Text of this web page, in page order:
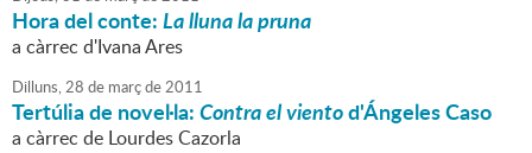
Hora del conte:La lluna la pruna
a càrrec d'Ivana Ares
Dilluns,28 de marçde2011
Tertúlia de novel·la:Contra el vientod'Ángeles Caso
a càrrec de Lourdes Cazorla